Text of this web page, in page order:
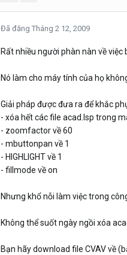
Đã đăng Tháng 2 12, 2009
Rất nhiều người phàn nàn về việc
Nó làm cho máy tính của họ
Giải pháp được đưa ra để khắc
- xóa hết các file acad.lsp trong
- zoomfactor về 60
- mbuttonpan về 1
- HIGHLIGHT về 1
- fillmode về on
Nhưng khổ nỗi làm việc trong
Không thể suốt ngày ngồi xóa
Bạn hãy download file CVAV về